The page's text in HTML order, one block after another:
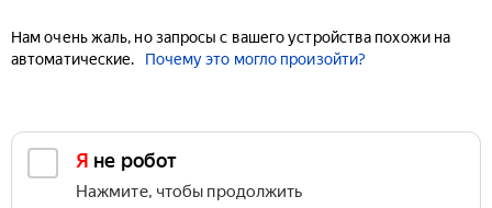
Нам очень жаль, но запросы с вашего устройства похожи на
автоматические.
Почему это могло произойти?
Я не робот
Нажмите, чтобы продолжить